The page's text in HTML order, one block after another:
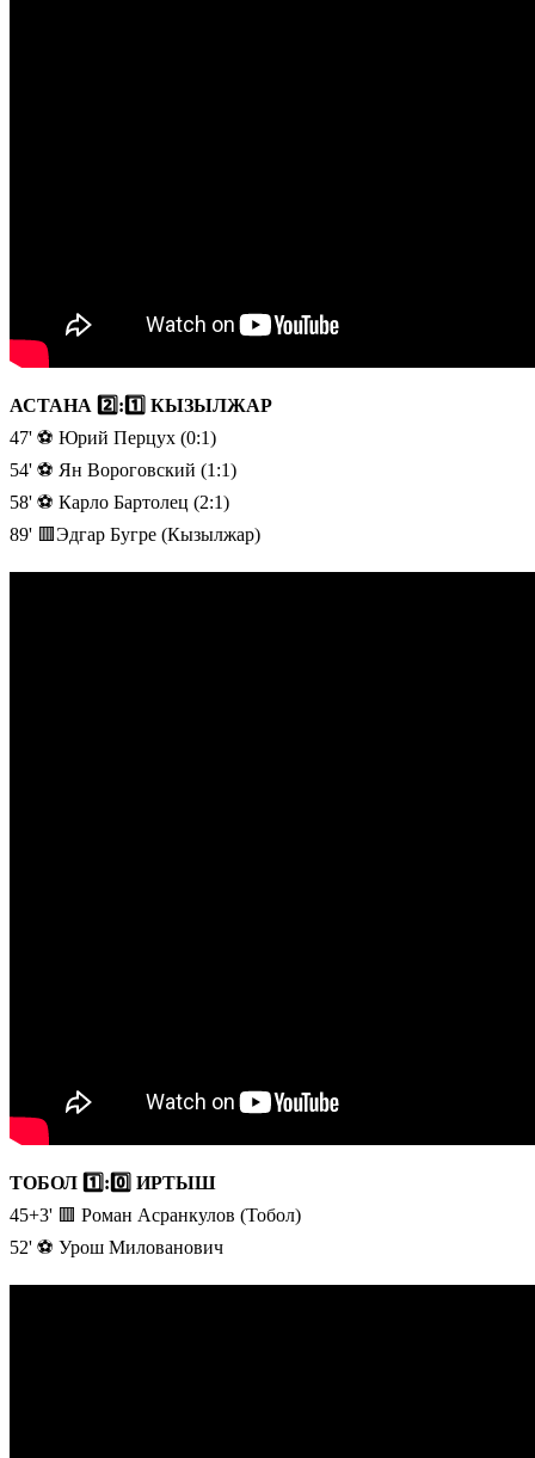
АСТАНА 2️⃣:1️⃣ КЫЗЫЛЖАР
47' ⚽️ Юрий Перцух (0:1)
54' ⚽️ Ян Вороговский (1:1)
58' ⚽️ Карло Бартолец (2:1)
89' 🟥Эдгар Бугре (Кызылжар)
ТОБОЛ 1️⃣:0️⃣ ИРТЫШ
45+3' 🟥 Роман Асранкулов (Тобол)
52' ⚽️ Урош Милованович